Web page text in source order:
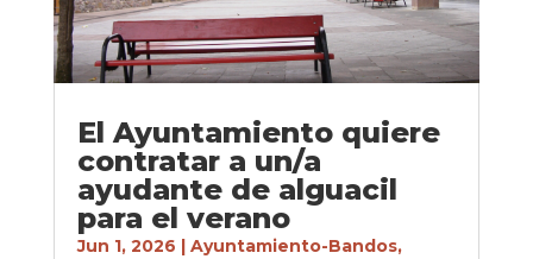
El Ayuntamiento quiere
contratar a un/a
ayudante de alguacil
para el verano
Jun 1, 2026 | Ayuntamiento-Bandos,